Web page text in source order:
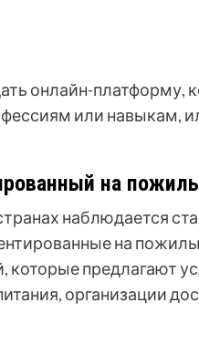
онлайн-платформу,
или навыкам,
на
наблюдается
на
которые предлагают
организации